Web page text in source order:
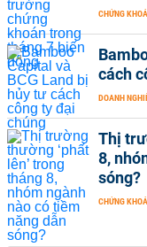
CHỨNG
cách
DOANH
Thị
8,
sóng?
CHỨNG